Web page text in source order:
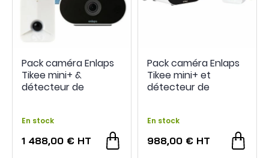
Pack caméra Enlaps
Tikee mini+ &
détecteur de
accessoires
En stock
1 488,00 € HT
Pack caméra Enlaps
Tikee mini+ et
détecteur de
En stock
988,00 € HT